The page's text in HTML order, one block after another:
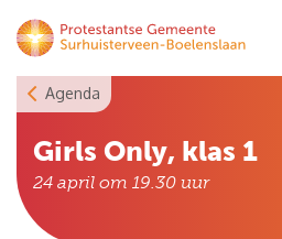
Skip
to
Agenda
Girls Only, klas 1
24 april om 19.30 uur